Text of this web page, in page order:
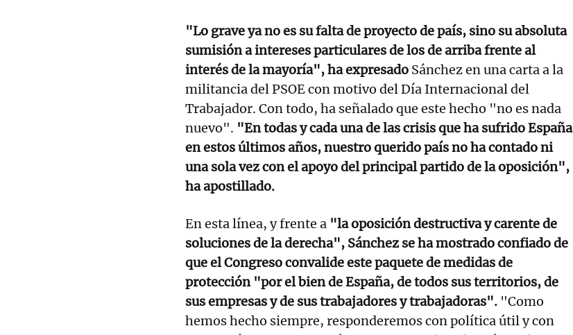
"Lo grave ya no es su falta de proyecto de país, sino su absoluta
sumisión a intereses particulares de los de arriba frente al
interés de la mayoría", ha expresado Sánchez en una carta a la
militancia del PSOE con motivo del Día Internacional del
Trabajador. Con todo, ha señalado que este hecho "no es nada
nuevo". "En todas y cada una de las crisis que ha sufrido España
en estos últimos años, nuestro querido país no ha contado ni
una sola vez con el apoyo del principal partido de la oposición",
ha apostillado.
En esta línea, y frente a "la oposición destructiva y carente de
soluciones de la derecha", Sánchez se ha mostrado confiado de
que el Congreso convalide este paquete de medidas de
protección "por el bien de España, de todos sus territorios, de
sus empresas y de sus trabajadores y trabajadoras". "Como
hemos hecho siempre, responderemos con política útil y con